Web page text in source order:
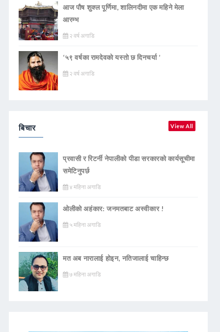
आज पौष शुक्ल पूर्णिमा, शालिनदीमा एक महिने मेला
आरम्भ
२ वर्ष अगाडि
‘५९ वर्षका रामदेवकाे यस्ताे छ दिनचर्या ’
२ वर्ष अगाडि
बिचार View All
प्रवासी र रिटर्नी नेपालीको पीडा सरकारको कार्यसूचीमा
समेटिनुपर्छ
४ महिना अगाडि
ओलीको अहंकार: जनमतबाट अस्वीकार !
५ महिना अगाडि
मत अब नारालाई होइन, नतिजालाई चाहिन्छ
७ महिना अगाडि